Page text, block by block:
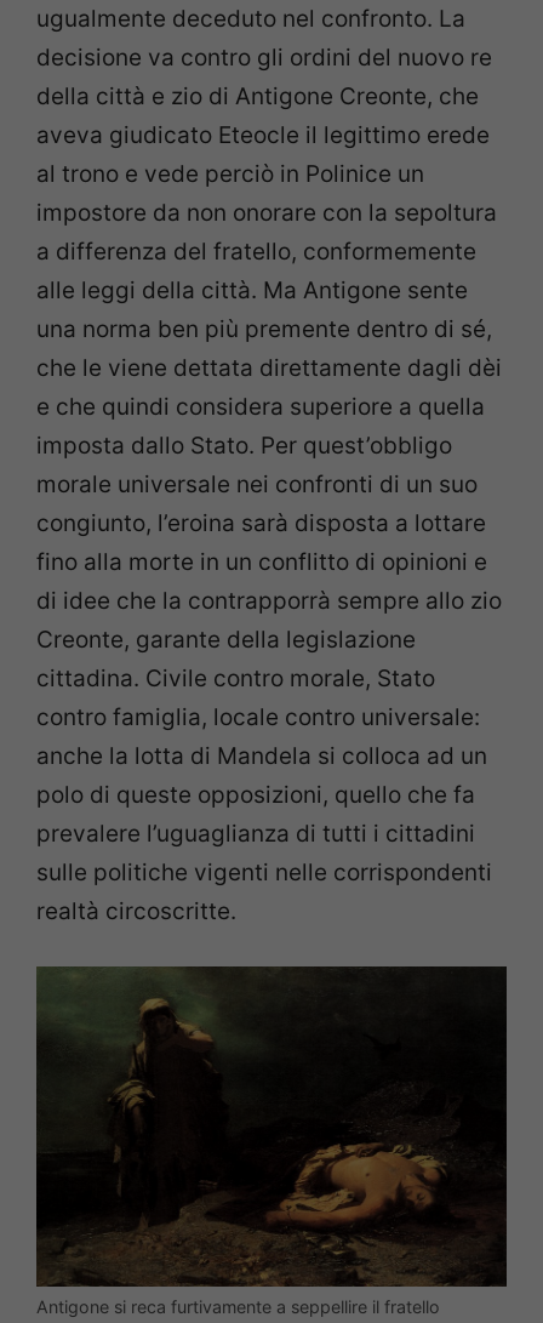
ugualmente deceduto nel confronto. La
decisione va contro gli ordini del nuovo re
della città e zio di Antigone Creonte, che
aveva giudicato Eteocle il legittimo erede
al trono e vede perciò in Polinice un
impostore da non onorare con la sepoltura
a differenza del fratello, conformemente
alle leggi della città. Ma Antigone sente
una norma ben più premente dentro di sé,
che le viene dettata direttamente dagli dèi
e che quindi considera superiore a quella
imposta dallo Stato. Per quest’obbligo
morale universale nei confronti di un suo
congiunto, l’eroina sarà disposta a lottare
fino alla morte in un conflitto di opinioni e
di idee che la contrapporrà sempre allo zio
Creonte, garante della legislazione
cittadina. Civile contro morale, Stato
contro famiglia, locale contro universale:
anche la lotta di Mandela si colloca ad un
polo di queste opposizioni, quello che fa
prevalere l’uguaglianza di tutti i cittadini
sulle politiche vigenti nelle corrispondenti
realtà circoscritte.
Antigone si reca furtivamente a seppellire il fratello